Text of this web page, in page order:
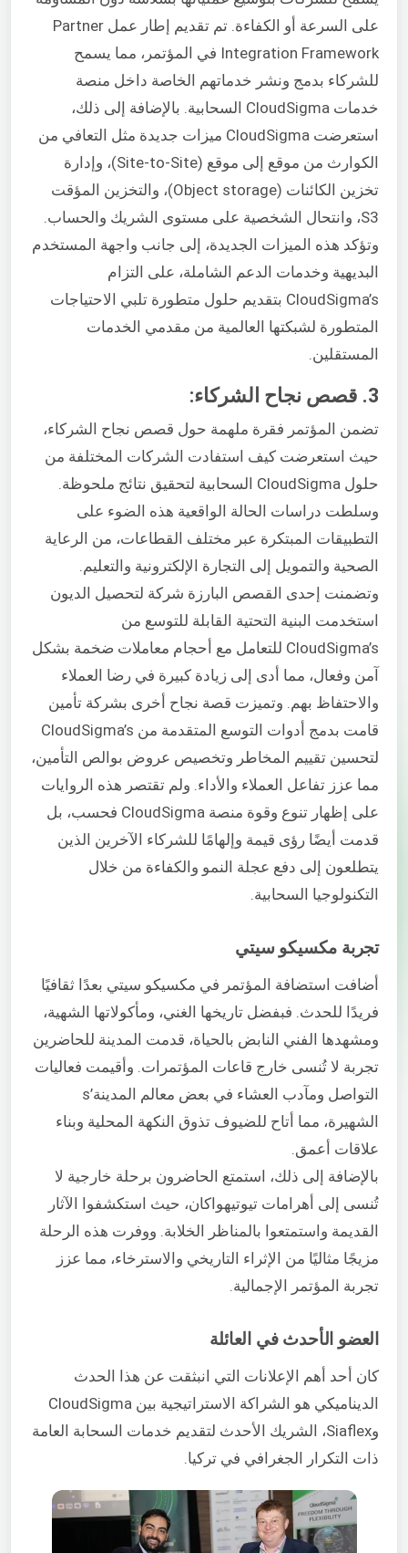
على السرعة أو الكفاءة. تم تقديم إطار عمل Partner
Integration Framework في المؤتمر، مما يسمح
للشركاء بدمج ونشر خدماتهم الخاصة داخل منصة
خدمات CloudSigma السحابية. بالإضافة إلى ذلك،
استعرضت CloudSigma ميزات جديدة مثل التعافي من
الكوارث من موقع إلى موقع (Site-to-Site)، وإدارة
تخزين الكائنات (Object storage)، والتخزين المؤقت
S3، وانتحال الشخصية على مستوى الشريك والحساب.
وتؤكد هذه الميزات الجديدة، إلى جانب واجهة المستخدم
البديهية وخدمات الدعم الشاملة، على التزام
CloudSigma’s بتقديم حلول متطورة تلبي الاحتياجات
المتطورة لشبكتها العالمية من مقدمي الخدمات
المستقلين.
3. قصص نجاح الشركاء:
تضمن المؤتمر فقرة ملهمة حول قصص نجاح الشركاء،
حيث استعرضت كيف استفادت الشركات المختلفة من
حلول CloudSigma السحابية لتحقيق نتائج ملحوظة.
وسلطت دراسات الحالة الواقعية هذه الضوء على
التطبيقات المبتكرة عبر مختلف القطاعات، من الرعاية
الصحية والتمويل إلى التجارة الإلكترونية والتعليم.
وتضمنت إحدى القصص البارزة شركة لتحصيل الديون
استخدمت البنية التحتية القابلة للتوسع من
CloudSigma’s للتعامل مع أحجام معاملات ضخمة بشكل
آمن وفعال، مما أدى إلى زيادة كبيرة في رضا العملاء
والاحتفاظ بهم. وتميزت قصة نجاح أخرى بشركة تأمين
قامت بدمج أدوات التوسع المتقدمة من CloudSigma’s
لتحسين تقييم المخاطر وتخصيص عروض بوالص التأمين،
مما عزز تفاعل العملاء والأداء. ولم تقتصر هذه الروايات
على إظهار تنوع وقوة منصة CloudSigma فحسب، بل
قدمت أيضًا رؤى قيمة وإلهامًا للشركاء الآخرين الذين
يتطلعون إلى دفع عجلة النمو والكفاءة من خلال
التكنولوجيا السحابية.
تجربة مكسيكو سيتي
أضافت استضافة المؤتمر في مكسيكو سيتي بعدًا ثقافيًا
فريدًا للحدث. فبفضل تاريخها الغني، ومأكولاتها الشهية،
ومشهدها الفني النابض بالحياة، قدمت المدينة للحاضرين
تجربة لا تُنسى خارج قاعات المؤتمرات. وأقيمت فعاليات
التواصل ومآدب العشاء في بعض معالم المدينة’s
الشهيرة، مما أتاح للضيوف تذوق النكهة المحلية وبناء
علاقات أعمق.
بالإضافة إلى ذلك، استمتع الحاضرون برحلة خارجية لا
تُنسى إلى أهرامات تيوتيهواكان، حيث استكشفوا الآثار
القديمة واستمتعوا بالمناظر الخلابة. ووفرت هذه الرحلة
مزيجًا مثاليًا من الإثراء التاريخي والاسترخاء، مما عزز
تجربة المؤتمر الإجمالية.
العضو الأحدث في العائلة
كان أحد أهم الإعلانات التي انبثقت عن هذا الحدث
الديناميكي هو الشراكة الاستراتيجية بين CloudSigma
وSiaflex، الشريك الأحدث لتقديم خدمات السحابة العامة
ذات التكرار الجغرافي في تركيا.